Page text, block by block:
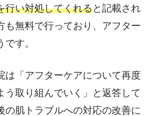
行い対処してくれると記載され
も無料で行っており、アフター
す。
は「アフターケアについて再度
う取り組んでいく」と返答して
の肌トラブルへの対応の改善に